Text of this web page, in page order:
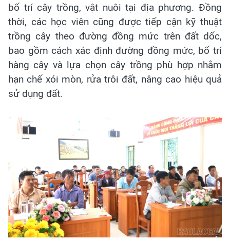
bố trí cây trồng, vật nuôi tại địa phương. Đồng
thời, các học viên cũng được tiếp cận kỹ thuật
trồng cây theo đường đồng mức trên đất dốc,
bao gồm cách xác định đường đồng mức, bố trí
hàng cây và lựa chọn cây trồng phù hợp nhằm
hạn chế xói mòn, rửa trôi đất, nâng cao hiệu quả
sử dụng đất.